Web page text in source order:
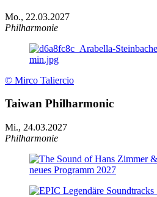
Mo., 22.03.2027
Philharmonie
© Mirco Taliercio
Taiwan Philharmonic
Mi., 24.03.2027
Philharmonie